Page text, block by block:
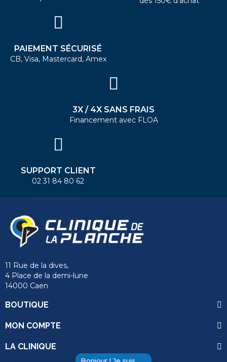
PAIEMENT SÉCURISÉ
CB, Visa, Mastercard, Amex
3X / 4X SANS FRAIS
Financement avec FLOA
SUPPORT CLIENT
02 31 84 80 62
11 Rue de la dives,
4 Place de la demi-lune
14000 Caen
BOUTIQUE
MON COMPTE
LA CLINIQUE